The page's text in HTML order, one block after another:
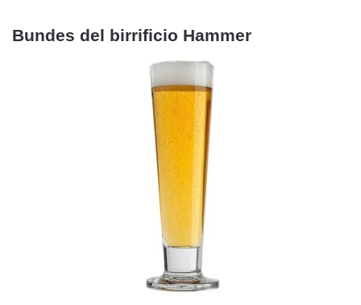
Bundes del birrificio Hammer